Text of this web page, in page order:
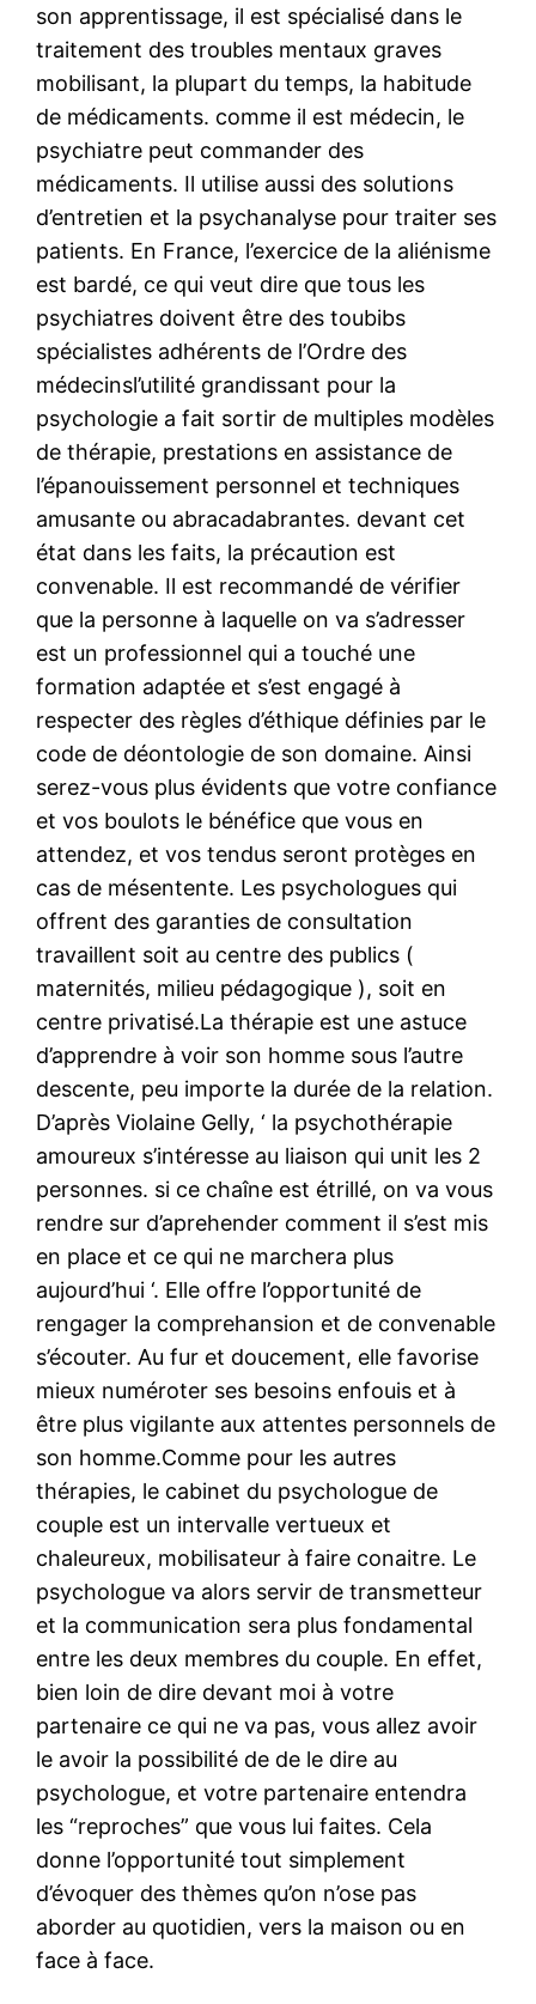
son apprentissage, il est spécialisé dans le
traitement des troubles mentaux graves
mobilisant, la plupart du temps, la habitude
de médicaments. comme il est médecin, le
psychiatre peut commander des
médicaments. Il utilise aussi des solutions
d’entretien et la psychanalyse pour traiter ses
patients. En France, l’exercice de la aliénisme
est bardé, ce qui veut dire que tous les
psychiatres doivent être des toubibs
spécialistes adhérents de l’Ordre des
médecinsl’utilité grandissant pour la
psychologie a fait sortir de multiples modèles
de thérapie, prestations en assistance de
l’épanouissement personnel et techniques
amusante ou abracadabrantes. devant cet
état dans les faits, la précaution est
convenable. Il est recommandé de vérifier
que la personne à laquelle on va s’adresser
est un professionnel qui a touché une
formation adaptée et s’est engagé à
respecter des règles d’éthique définies par le
code de déontologie de son domaine. Ainsi
serez-vous plus évidents que votre confiance
et vos boulots le bénéfice que vous en
attendez, et vos tendus seront protèges en
cas de mésentente. Les psychologues qui
offrent des garanties de consultation
travaillent soit au centre des publics (
maternités, milieu pédagogique ), soit en
centre privatisé.La thérapie est une astuce
d’apprendre à voir son homme sous l’autre
descente, peu importe la durée de la relation.
D’après Violaine Gelly, ‘ la psychothérapie
amoureux s’intéresse au liaison qui unit les 2
personnes. si ce chaîne est étrillé, on va vous
rendre sur d’aprehender comment il s’est mis
en place et ce qui ne marchera plus
aujourd’hui ‘. Elle offre l’opportunité de
rengager la comprehansion et de convenable
s’écouter. Au fur et doucement, elle favorise
mieux numéroter ses besoins enfouis et à
être plus vigilante aux attentes personnels de
son homme.Comme pour les autres
thérapies, le cabinet du psychologue de
couple est un intervalle vertueux et
chaleureux, mobilisateur à faire conaitre. Le
psychologue va alors servir de transmetteur
et la communication sera plus fondamental
entre les deux membres du couple. En effet,
bien loin de dire devant moi à votre
partenaire ce qui ne va pas, vous allez avoir
le avoir la possibilité de de le dire au
psychologue, et votre partenaire entendra
les “reproches” que vous lui faites. Cela
donne l’opportunité tout simplement
d’évoquer des thèmes qu’on n’ose pas
aborder au quotidien, vers la maison ou en
face à face.